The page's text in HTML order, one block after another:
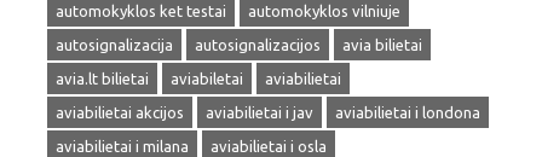
automokyklos ket testai
automokyklos vilniuje
autosignalizacija
autosignalizacijos
avia bilietai
avia.lt bilietai
aviabiletai
aviabilietai
aviabilietai akcijos
aviabilietai i jav
aviabilietai i londona
aviabilietai i milana
aviabilietai i osla